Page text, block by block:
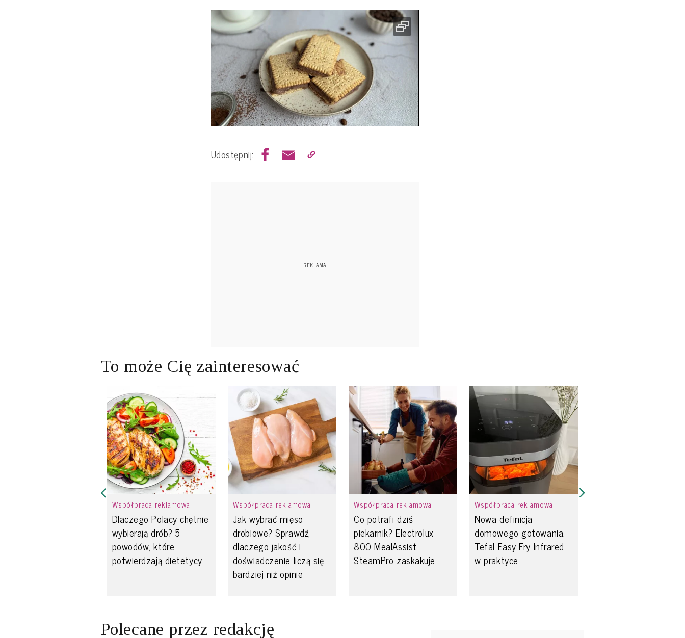
Udostępnij:
To może Cię zainteresować
Współpraca reklamowa
Dlaczego Polacy chętnie
wybierają drób? 5
powodów, które
potwierdzają dietetycy
Współpraca reklamowa
Jak wybrać mięso
drobiowe? Sprawdź,
dlaczego jakość i
doświadczenie liczą się
bardziej niż opinie
Współpraca reklamowa
Co potrafi dziś
piekarnik? Electrolux
800 MealAssist
SteamPro zaskakuje
Współpraca reklamowa
Nowa definicja
domowego gotowania.
Tefal Easy Fry Infrared
w praktyce
Polecane przez redakcję